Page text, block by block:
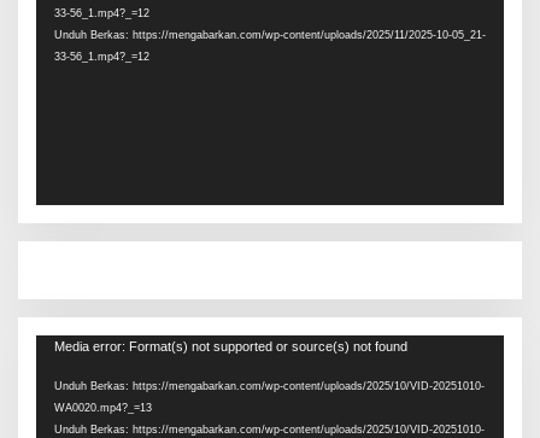
33-56_1.mp4?_=12
Unduh Berkas: https://mengabarkan.com/wp-content/uploads/2025/11/2025-10-05_21-
33-56_1.mp4?_=12
Pemutar
Media error: Format(s) not supported or source(s) not found
Unduh Berkas: https://mengabarkan.com/wp-content/uploads/2025/10/VID-20251010-
WA0020.mp4?_=13
Unduh Berkas: https://mengabarkan.com/wp-content/uploads/2025/10/VID-20251010-